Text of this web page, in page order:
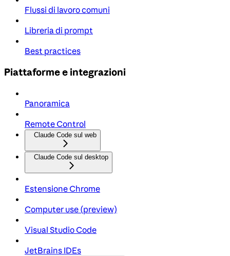
Flussi di lavoro comuni
Libreria di prompt
Best practices
Piattaforme e integrazioni
Panoramica
Remote Control
Claude Code sul web
Claude Code sul desktop
Estensione Chrome
Computer use (preview)
Visual Studio Code
JetBrains IDEs